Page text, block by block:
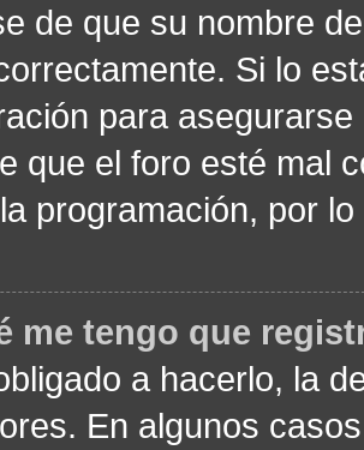
de que su nombre
Si lo
para
que el foro esté mal
programación, por
me tengo que
a hacerlo, la
En algunos